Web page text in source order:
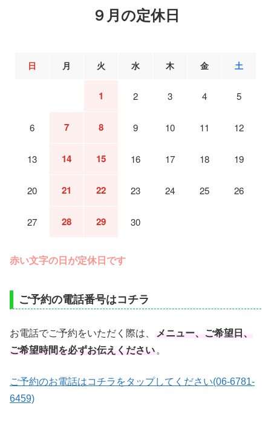
９月の定休日
日 月 火 水 木 金 土
1 2 3 4 5
6 7 8 9 10 11 12
13 14 15 16 17 18 19
20 21 22 23 24 25 26
27 28 29 30
赤い文字の日が定休日です
ご予約の電話番号はコチラ
お電話でご予約をいただく際は、
メニュー、ご希望日、
ご希望時間を必ずお伝えください。
ご予約のお電話はコチラをタップしてください(06-6781-
6459)